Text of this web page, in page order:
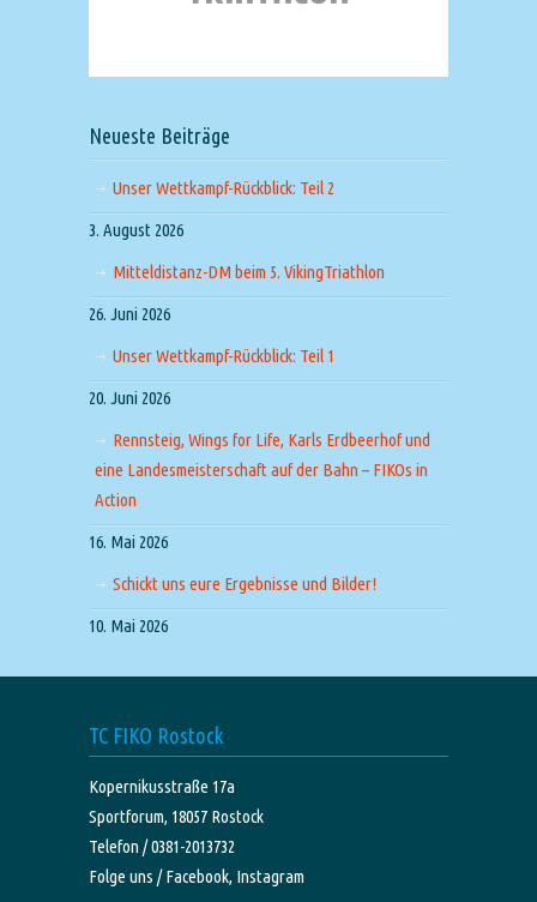
Neueste Beiträge
Unser Wettkampf-Rückblick: Teil 2
3. August 2026
Mitteldistanz-DM beim 5. VikingTriathlon
26. Juni 2026
Unser Wettkampf-Rückblick: Teil 1
20. Juni 2026
Rennsteig, Wings for Life, Karls Erdbeerhof und
eine Landesmeisterschaft auf der Bahn – FIKOs in
Action
16. Mai 2026
Schickt uns eure Ergebnisse und Bilder!
10. Mai 2026
TC FIKO Rostock
Kopernikusstraße 17a
Sportforum, 18057 Rostock
Telefon / 0381-2013732
Folge uns /Facebook, Instagram